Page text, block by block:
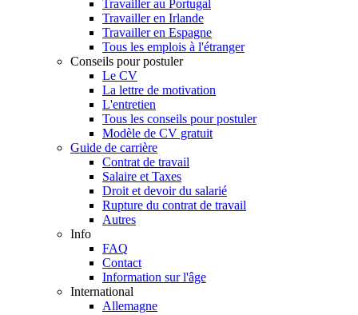
Travailler au Portugal
Travailler en Irlande
Travailler en Espagne
Tous les emplois à l'étranger
Conseils pour postuler
Le CV
La lettre de motivation
L'entretien
Tous les conseils pour postuler
Modèle de CV gratuit
Guide de carrière
Contrat de travail
Salaire et Taxes
Droit et devoir du salarié
Rupture du contrat de travail
Autres
Info
FAQ
Contact
Information sur l'âge
International
Allemagne